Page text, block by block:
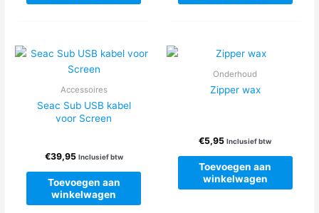
Accessoires
Seac Sub USB kabel
voor Screen
€39,95 Inclusief btw
Toevoegen aan
winkelwagen
Onderhoud
Zipper wax
€5,95 Inclusief btw
Toevoegen aan
winkelwagen